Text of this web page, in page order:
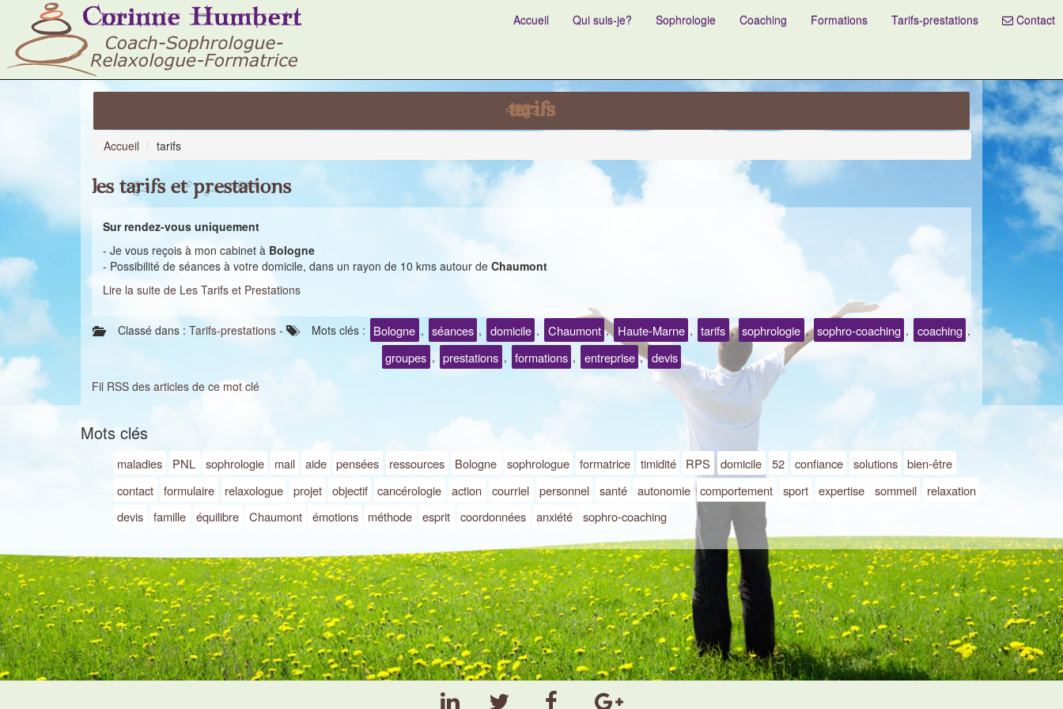
Accueil Qui suis-je? Sophrologie Coaching Formations Tarifs-prestations Contact
tarifs
Accueil tarifs
Les Tarifs et Prestations
Sur rendez-vous uniquement
- Je vous reçois à mon cabinet à Bologne
- Possibilité de séances à votre domicile, dans un rayon de 10 kms autour de Chaumont
Lire la suite de Les Tarifs et Prestations
Classé dans : Tarifs-prestations- Mots clés : Bologne , séances , domicile , Chaumont , Haute-Marne , tarifs , sophrologie , sophro-coaching , coaching ,
groupes , prestations , formations , entreprise , devis
Fil RSS des articles de ce mot clé
Mots clés
maladies PNL sophrologie mail aide pensées ressources Bologne sophrologue formatrice timidité RPS domicile 52 confiance solutions
bien-être
contact
formulaire relaxologue projet objectif cancérologie action courriel personnel santé autonomie comportement sport expertise sommeil
relaxation
devis
famille équilibre Chaumont émotions méthode esprit coordonnées anxiété sophro-coaching